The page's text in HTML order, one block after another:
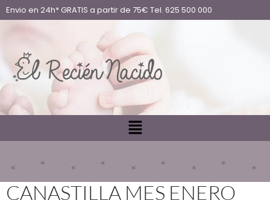
Envio en 24h* GRATIS a partir de 75€ Tel. 625 500 000
CANASTILLA MES ENERO